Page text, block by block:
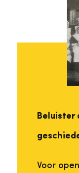
Beluister
Voor